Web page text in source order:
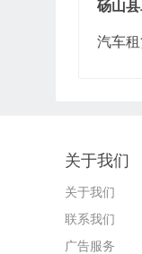
砀山
汽车
关于我们
关于我们
联系我们
广告服务